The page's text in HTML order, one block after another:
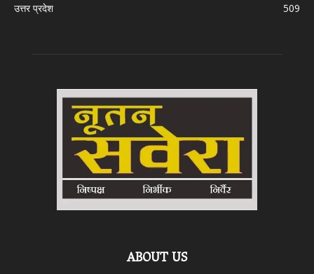
उत्तर प्रदेश
509
ABOUT US